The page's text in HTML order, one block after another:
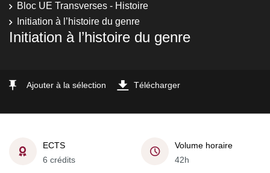
Bloc UE Transverses - Histoire
Initiation à l’histoire du genre
Initiation à l’histoire du genre
Ajouter à la sélection Télécharger
ECTS
6 crédits
Volume horaire
42h